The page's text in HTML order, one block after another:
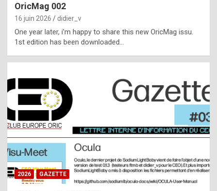
l
t
t
s
t
a
s
i
OricMag 002
16 juin 2026 didier_v
One year later, i’m happy to share this new OricMag issu.
1st edition has been downloaded…
2026 GAZETTE